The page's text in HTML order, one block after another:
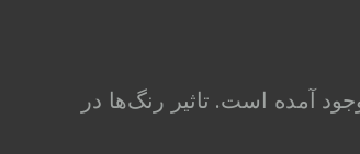
آمده است. تاثیر رنگ‌ها در